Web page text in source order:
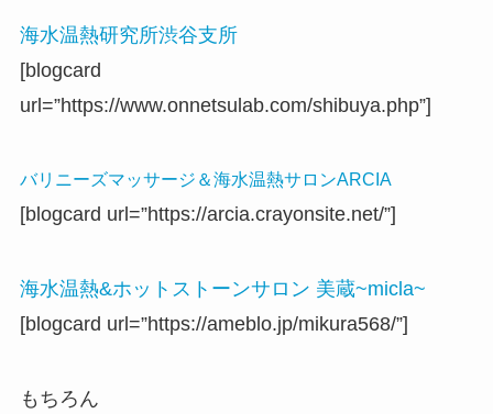
海水温熱研究所渋谷支所
[blogcard
url=”https://www.onnetsulab.com/shibuya.php”]
バリニーズマッサージ＆海水温熱サロンARCIA
[blogcard url=”https://arcia.crayonsite.net/”]
海水温熱&ホットストーンサロン 美蔵~micla~
[blogcard url=”https://ameblo.jp/mikura568/”]
もちろん